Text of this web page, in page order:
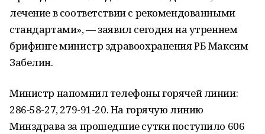
лечение в соответствии с рекомендованными
стандартами», — заявил сегодня на утреннем
брифинге министр здравоохранения РБ Максим
Забелин.
Министр напомнил телефоны горячей линии:
286-58-27, 279-91-20. На горячую линию
Минздрава за прошедшие сутки поступило 606